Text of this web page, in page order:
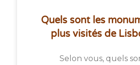
Quels sont les
plus visités de
Selon vous, quels